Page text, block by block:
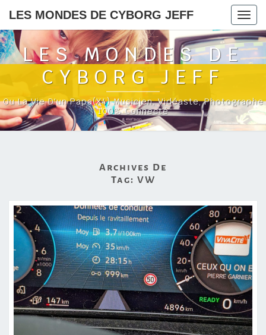
LES MONDES DE CYBORG JEFF
LES MONDES DE
CYBORG JEFF
Ou La Vie D'un Papa(x4) Musicien, Vidéaste, Photographe
100% Connecté
Archives De
Tag: VW